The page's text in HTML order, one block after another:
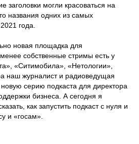
заголовки могли красоваться на
названия одних из самых
года.
новая площадка для
собственные стримы есть у
«Ситимобила», «Нетологии»,
наш журналист и радиоведущая
серию подкаста для директора
бизнеса. А сегодня я
как запустить подкаст с нуля и
и «госам».